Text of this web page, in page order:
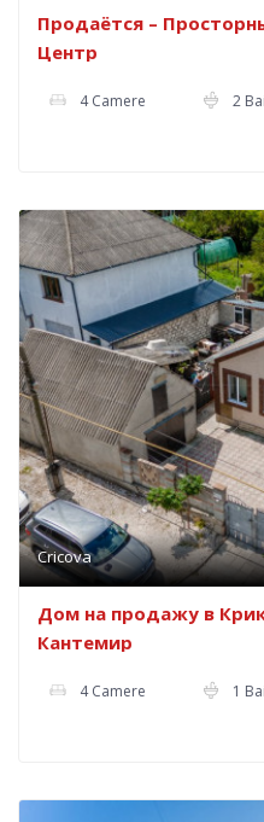
Продаётся –
Центр
4 Camere 2 Bai
Cricova
Дом на продажу в
Кантемир
4 Camere 1